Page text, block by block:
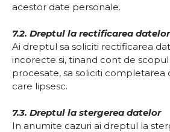
acestor date personale.
7.2. Dreptul la rectificarea datelor
Ai dreptul sa soliciti rectificarea
incorecte si, tinand cont de
procesate, sa soliciti completarea
care lipsesc.
7.3. Dreptul la stergerea datelor
In anumite cazuri ai dreptul la